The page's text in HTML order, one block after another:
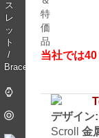
当社では40
デザイン:
Scroll金